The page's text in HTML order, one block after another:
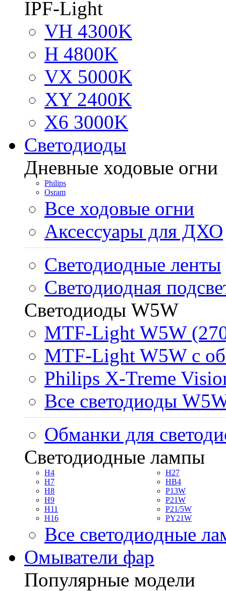
IPF-Light
VH 4300K
H 4800K
VX 5000K
XY 2400K
X6 3000K
Светодиоды
Дневные ходовые огни
Philips
Osram
Все ходовые огни
Аксессуары для ДХО
Светодиодные ленты
Светодиодная
Светодиоды W5W
MTF-Light W5W
MTF-Light W5W с
Philips X-Treme
Все светодиоды
Обманки для
Светодиодные лампы
H4
H7
H8
H9
H11
H16
H27
HB4
P13W
P21W
P21/5W
PY21W
Все светодиодные
Омыватели фар
Популярные модели